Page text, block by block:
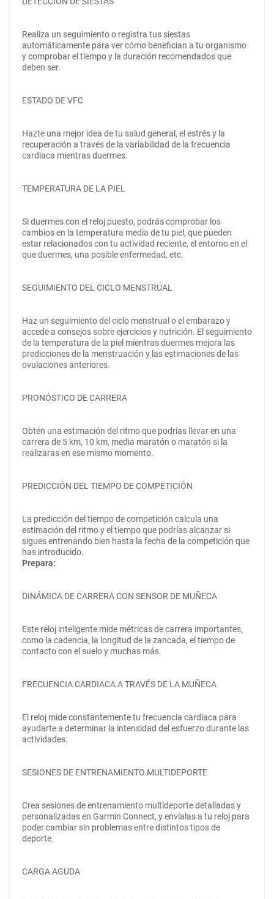
Realiza un seguimiento o registra tus siestas
automáticamente para ver cómo benefician a tu organismo
y comprobar el tiempo y la duración recomendados que
deben ser.
ESTADO DE VFC
Hazte una mejor idea de tu salud general, el estrés y la
recuperación a través de la variabilidad de la frecuencia
cardiaca mientras duermes.
TEMPERATURA DE LA PIEL
Si duermes con el reloj puesto, podrás comprobar los
cambios en la temperatura media de tu piel, que pueden
estar relacionados con tu actividad reciente, el entorno en el
que duermes, una posible enfermedad, etc.
SEGUIMIENTO DEL CICLO MENSTRUAL
Haz un seguimiento del ciclo menstrual o el embarazo y
accede a consejos sobre ejercicios y nutrición. El seguimiento
de la temperatura de la piel mientras duermes mejora las
predicciones de la menstruación y las estimaciones de las
ovulaciones anteriores.
PRONÓSTICO DE CARRERA
Obtén una estimación del ritmo que podrías llevar en una
carrera de 5 km, 10 km, media maratón o maratón si la
realizaras en ese mismo momento.
PREDICCIÓN DEL TIEMPO DE COMPETICIÓN
La predicción del tiempo de competición calcula una
estimación del ritmo y el tiempo que podrías alcanzar si
sigues entrenando bien hasta la fecha de la competición que
has introducido.
Prepara:
DINÁMICA DE CARRERA CON SENSOR DE MUÑECA
Este reloj inteligente mide métricas de carrera importantes,
como la cadencia, la longitud de la zancada, el tiempo de
contacto con el suelo y muchas más.
FRECUENCIA CARDIACA A TRAVÉS DE LA MUÑECA
El reloj mide constantemente tu frecuencia cardiaca para
ayudarte a determinar la intensidad del esfuerzo durante las
actividades.
SESIONES DE ENTRENAMIENTO MULTIDEPORTE
Crea sesiones de entrenamiento multideporte detalladas y
personalizadas en Garmin Connect, y envíalas a tu reloj para
poder cambiar sin problemas entre distintos tipos de
deporte.
CARGA AGUDA